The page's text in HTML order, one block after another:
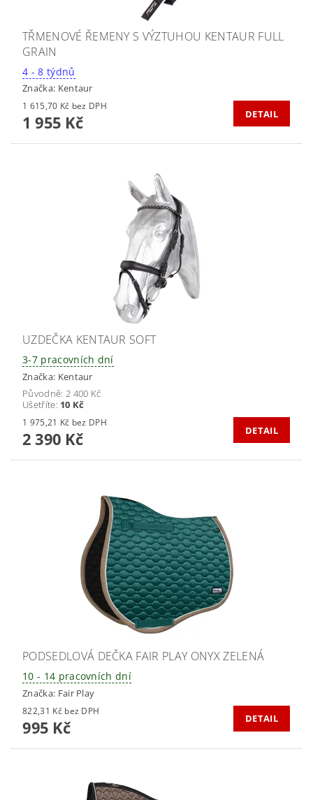
TŘMENOVÉ ŘEMENY S VÝZTUHOU KENTAUR FULL
GRAIN
4 - 8 týdnů
Značka: Kentaur
1 615,70 Kč bez DPH
1 955 Kč DETAIL
UZDEČKA KENTAUR SOFT
3-7 pracovních dní
Značka: Kentaur
Původně: 2 400 Kč
Ušetříte: 10 Kč
1 975,21 Kč bez DPH
2 390 Kč DETAIL
PODSEDLOVÁ DEČKA FAIR PLAY ONYX ZELENÁ
10 - 14 pracovních dní
Značka: Fair Play
822,31 Kč bez DPH
995 Kč DETAIL